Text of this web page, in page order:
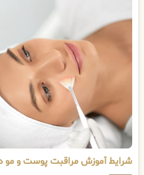
شرایط آموزش مراقبت پوست و مو